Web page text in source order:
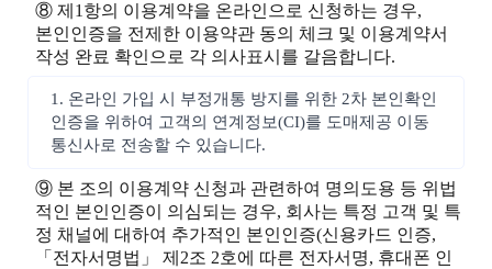
⑧ 제1항의 이용계약을 온라인으로 신청하는 경우,
본인인증을 전제한 이용약관 동의 체크 및 이용계약서
작성 완료 확인으로 각 의사표시를 갈음합니다.
1. 온라인 가입 시 부정개통 방지를 위한 2차 본인확인
인증을 위하여 고객의 연계정보(CI)를 도매제공 이동
통신사로 전송할 수 있습니다.
⑨ 본 조의 이용계약 신청과 관련하여 명의도용 등 위법
적인 본인인증이 의심되는 경우, 회사는 특정 고객 및 특
정 채널에 대하여 추가적인 본인인증(신용카드 인증,
「전자서명법」 제2조 2호에 따른 전자서명, 휴대폰 인